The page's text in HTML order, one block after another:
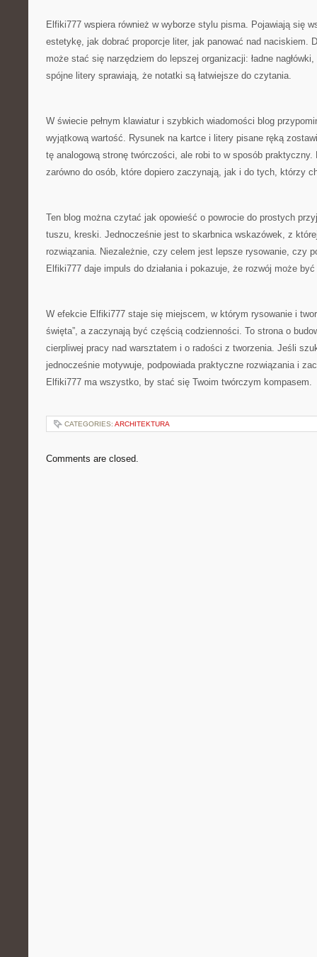
Elfiki777 wspiera również w wyborze stylu pisma. Pojawiają się
estetykę, jak dobrać proporcje liter, jak panować nad naciskiem.
może stać się narzędziem do lepszej organizacji: ładne
spójne litery sprawiają, że notatki są łatwiejsze do czytania.
W świecie pełnym klawiatur i szybkich wiadomości blog
wyjątkową wartość. Rysunek na kartce i litery pisane ręką
tę analogową stronę twórczości, ale robi to w sposób
zarówno do osób, które dopiero zaczynają, jak i do tych, którzy
Ten blog można czytać jak opowieść o powrocie do prostych
tuszu, kreski. Jednocześnie jest to skarbnica wskazówek, z
rozwiązania. Niezależnie, czy celem jest lepsze rysowanie, czy
Elfiki777 daje impuls do działania i pokazuje, że rozwój może
W efekcie Elfiki777 staje się miejscem, w którym rysowanie i
święta”, a zaczynają być częścią codzienności. To strona o
cierpliwej pracy nad warsztatem i o radości z tworzenia. Jeśli
jednocześnie motywuje, podpowiada praktyczne rozwiązania i
Elfiki777 ma wszystko, by stać się Twoim twórczym kompasem.
CATEGORIES: ARCHITEKTURA
Comments are closed.